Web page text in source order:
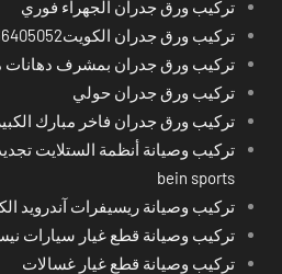
تركيب ورق جدران الجهراء فوري
تركيب ورق جدران الكويت66405052
تركيب ورق جدران بمشرف
تركيب ورق جدران حولي
تركيب ورق جدران فاخر مبارك
تركيب وصيانة أنظمة الستلايت
bein sports
تركيب وصيانة ريسيفرات آندرويد
تركيب وصيانة قطع غيار سيارات
تركيب وصيانة قطع غيار غسالات